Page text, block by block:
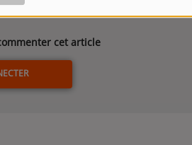
cet article